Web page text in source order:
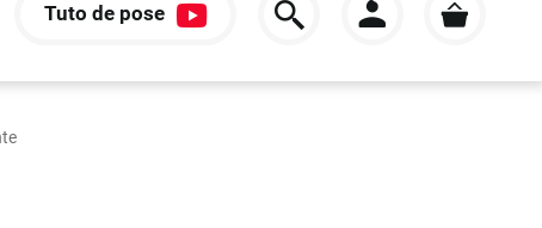
DE
Tuto de pose